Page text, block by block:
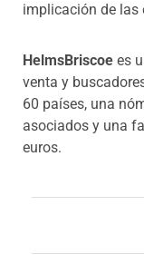
implicación de las
HelmsBriscoe es
venta y
60 países, una
asociados y una
euros.